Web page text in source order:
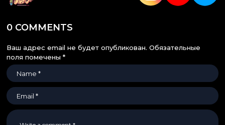
0 COMMENTS
Ваш адрес email не будет опубликован. Обязательные
поля помечены *